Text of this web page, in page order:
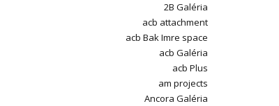
2B Galéria
acb attachment
acb Bak Imre space
acb Galéria
acb Plus
am projects
Ancora Galéria